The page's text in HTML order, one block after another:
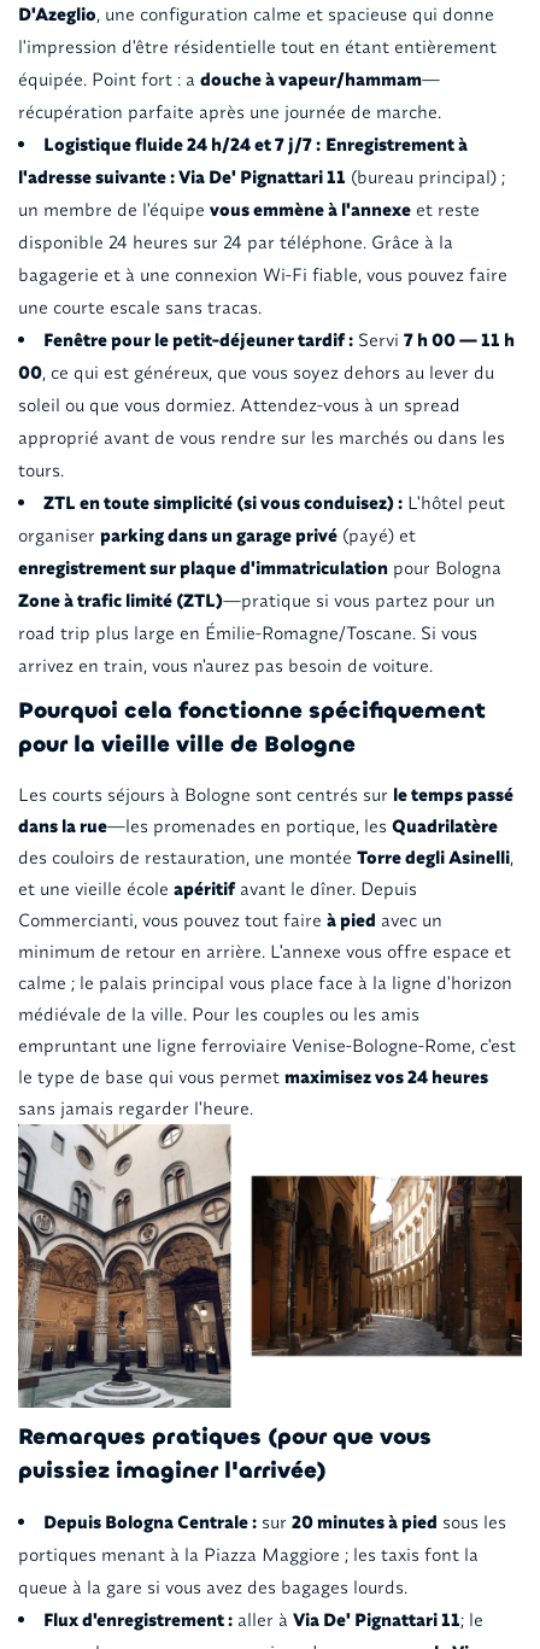
D'Azeglio, une configuration calme et spacieuse qui donne
l'impression d'être résidentielle tout en étant entièrement
équipée. Point fort : a douche à vapeur/hammam—
récupération parfaite après une journée de marche.
Logistique fluide 24 h/24 et 7 j/7 : Enregistrement à
l'adresse suivante : Via De' Pignattari 11 (bureau principal) ;
un membre de l'équipe vous emmène à l'annexeet reste
disponible 24 heures sur 24 par téléphone. Grâce à la
bagagerie et à une connexion Wi-Fi fiable, vous pouvez faire
une courte escale sans tracas.
Fenêtre pour le petit-déjeuner tardif :Servi 7 h 00 — 11 h
00, ce qui est généreux, que vous soyez dehors au lever du
soleil ou que vous dormiez. Attendez-vous à un spread
approprié avant de vous rendre sur les marchés ou dans les
tours.
ZTL en toute simplicité (si vous conduisez) :L'hôtel peut
organiser parking dans un garage privé(payé) et
enregistrement sur plaque d'immatriculationpour Bologna
Zone à trafic limité (ZTL)—pratique si vous partez pour un
road trip plus large en Émilie-Romagne/Toscane. Si vous
arrivez en train, vous n'aurez pas besoin de voiture.
Pourquoi cela fonctionne spécifiquement
pour la vieille ville de Bologne
Les courts séjours à Bologne sont centrés sur le temps passé
dans la rue—les promenades en portique, les Quadrilatère
des couloirs de restauration, une montée Torre degli Asinelli,
et une vieille école apéritifavant le dîner. Depuis
Commercianti, vous pouvez tout faire à pied avec un
minimum de retour en arrière. L'annexe vous offre espace et
calme ; le palais principal vous place face à la ligne d'horizon
médiévale de la ville. Pour les couples ou les amis
empruntant une ligne ferroviaire Venise-Bologne-Rome, c'est
le type de base qui vous permet maximisez vos 24 heures
sans jamais regarder l'heure.
Remarques pratiques (pour que vous
puissiez imaginer l'arrivée)
Depuis Bologna Centrale :sur 20 minutes à pied sous les
portiques menant à la Piazza Maggiore ; les taxis font la
queue à la gare si vous avez des bagages lourds.
Flux d'enregistrement :aller à Via De' Pignattari 11; le